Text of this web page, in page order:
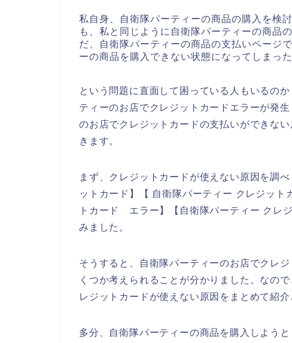
私自身、自衛隊パーティーの商品の購入を検
も、私と同じように自衛隊パーティーの商品
だ、自衛隊パーティーの商品の支払いページ
ーの商品を購入できない状態になってしまった
という問題に直面して困っている人もいるの
ティーのお店でクレジットカードエラーが発
のお店でクレジットカードの支払いができな
きます。
まず、クレジットカードが使えない原因を調
ットカード】【 自衛隊パーティー クレジッ
トカード エラー】【自衛隊パーティー クレ
みました。
そうすると、自衛隊パーティーのお店でクレ
くつか考えられることが分かりました。なの
レジットカードが使えない原因をまとめて紹介
多分、自衛隊パーティーの商品を購入しよう